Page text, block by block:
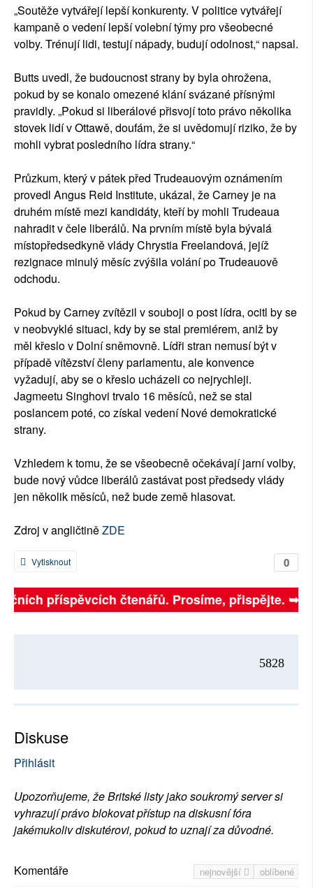
„Soutěže vytvářejí lepší konkurenty. V politice vytvářejí
kampaně o vedení lepší volební týmy pro všeobecné
volby. Trénují lidi, testují nápady, budují odolnost,“ napsal.
Butts uvedl, že budoucnost strany by byla ohrožena,
pokud by se konalo omezené klání svázané přísnými
pravidly. „Pokud si liberálové přisvojí toto právo několika
stovek lidí v Ottawě, doufám, že si uvědomují riziko, že by
mohli vybrat posledního lídra strany.“
Průzkum, který v pátek před Trudeauovým oznámením
provedl Angus Reid Institute, ukázal, že Carney je na
druhém místě mezi kandidáty, kteří by mohli Trudeaua
nahradit v čele liberálů. Na prvním místě byla bývalá
místopředsedkyně vlády Chrystia Freelandová, jejíž
rezignace minulý měsíc zvýšila volání po Trudeauově
odchodu.
Pokud by Carney zvítězil v souboji o post lídra, ocitl by se
v neobvyklé situaci, kdy by se stal premiérem, aniž by
měl křeslo v Dolní sněmovně. Lídři stran nemusí být v
případě vítězství členy parlamentu, ale konvence
vyžadují, aby se o křeslo ucházeli co nejrychleji.
Jagmeetu Singhovi trvalo 16 měsíců, než se stal
poslancem poté, co získal vedení Nové demokratické
strany.
Vzhledem k tomu, že se všeobecně očekávají jarní volby,
bude nový vůdce liberálů zastávat post předsedy vlády
jen několik měsíců, než bude země hlasovat.
Zdroj v angličtiněZDE
0
Vytisknout
příspěvcích čtenářů. Prosíme, přispějte. ➥
5828
Diskuse
Přihlásit
Upozorňujeme, že Britské listy jako soukromý server si
vyhrazují právo blokovat přístup na diskusní fóra
jakémukoliv diskutérovi, pokud to uznají za důvodné.
nejnovější oblíbené
Komentáře